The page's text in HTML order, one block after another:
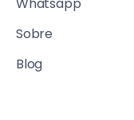
Sobre
Blog